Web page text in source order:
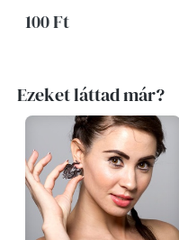
100 Ft
Ezeket láttad már?